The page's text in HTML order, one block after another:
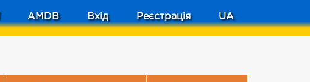
AMDB Вхід Реєстрація UA